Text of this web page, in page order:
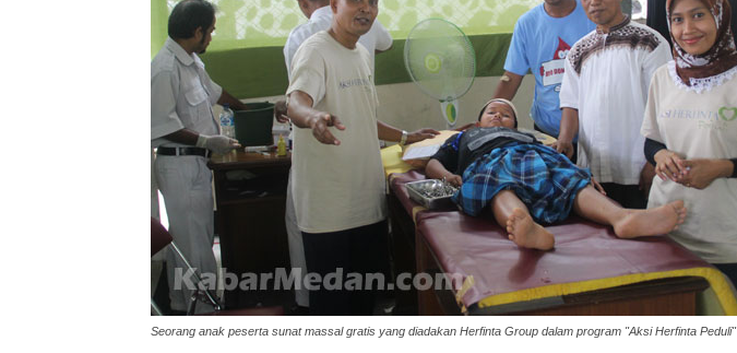
Seorang anak peserta sunat massal gratis yang diadakan Herfinta Group dalam program "Aksi Herfinta Peduli"